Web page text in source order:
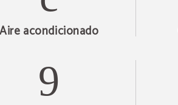
Aire acondicionado